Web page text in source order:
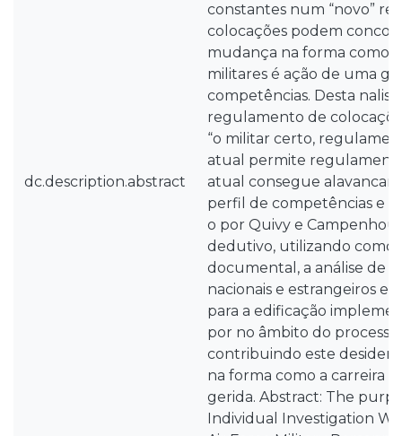
dc.description.abstract
constantes num “novo”
colocações podem
mudança na forma como
militares é ação de uma
competências. Desta
regulamento de
“o militar certo,
atual permite
atual consegue alavancar
perfil de competências e a
o por Quivy e
dedutivo, utilizando como
documental, a análise de
nacionais e estrangeiros e
para a edificação
por no âmbito do processo
contribuindo este
na forma como a carreira
gerida. Abstract: The
Individual Investigation